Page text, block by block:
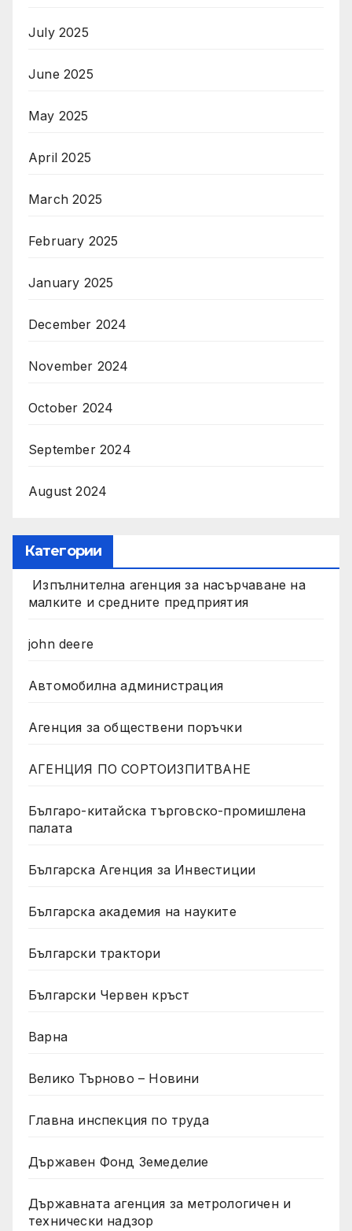
July 2025
June 2025
May 2025
April 2025
March 2025
February 2025
January 2025
December 2024
November 2024
October 2024
September 2024
August 2024
Категории
Изпълнителна агенция за насърчаване на
малките и средните предприятия
john deere
Автомобилна администрация
Агенция за обществени поръчки
АГЕНЦИЯ ПО СОРТОИЗПИТВАНЕ
Българо-китайска търговско-промишлена
палата
Българска Агенция за Инвестиции
Българска академия на науките
Български трактори
Български Червен кръст
Варна
Велико Търново – Новини
Главна инспекция по труда
Държавен Фонд Земеделие
Държавната агенция за метрологичен и
технически надзор